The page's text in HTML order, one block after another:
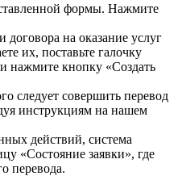
формы. Нажмите
договора на оказание услуг
их, поставьте галочку
нажмите кнопку «Создать
следует совершить перевод
инструкциям на нашем
действий, система
«Состояние заявки», где
перевода.